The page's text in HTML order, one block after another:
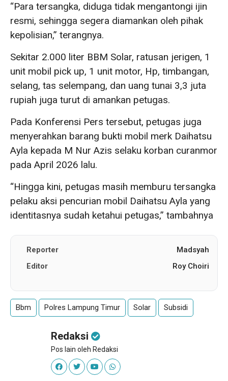
“Para tersangka, diduga tidak mengantongi ijin
resmi, sehingga segera diamankan oleh pihak
kepolisian,” terangnya.
Sekitar 2.000 liter BBM Solar, ratusan jerigen, 1
unit mobil pick up, 1 unit motor, Hp, timbangan,
selang, tas selempang, dan uang tunai 3,3 juta
rupiah juga turut di amankan petugas.
Pada Konferensi Pers tersebut, petugas juga
menyerahkan barang bukti mobil merk Daihatsu
Ayla kepada M Nur Azis selaku korban curanmor
pada April 2026 lalu.
“Hingga kini, petugas masih memburu tersangka
pelaku aksi pencurian mobil Daihatsu Ayla yang
identitasnya sudah ketahui petugas,” tambahnya
Reporter
Madsyah
Editor
Roy Choiri
Bbm Polres Lampung Timur Solar Subsidi
Redaksi
Pos lain oleh Redaksi